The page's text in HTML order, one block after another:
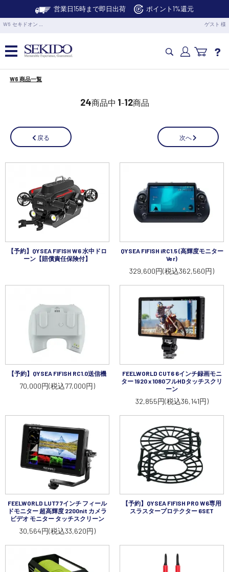
営業日15時まで即日出荷 ポイント1%還元
W6 セキドオン … ゲスト 様
カメラドローン・生活家電
業務用ドローン・業務関連製品
水中ドローン(ROV)・水中スクーター
RC・ロボット部品
定期配信!
取扱店舗一覧
SEKIDO
コーポレートサイト
SEKIDO 会社概要
W6 商品一覧
24商品中 1-12商品
戻る 次へ
【予約】QYSEA FIFISH W6 水中ドロ
ーン【賠償責任保険付】
QYSEA FIFISH iRC1.5 (高輝度モニター
Ver)
329,600円(税込362,560円)
【予約】QYSEA FIFISH RC1.0送信機
70,000円(税込77,000円)
FEELWORLD CUT6 6インチ録画モニ
ター 1920 x 1080フルHDタッチスクリ
ーン
32,855円(税込36,141円)
FEELWORLD LUT7 7インチ フィール
ドモニター 超高輝度 2200nit カメラ
ビデオ モニター タッチスクリーン
30,564円(税込33,620円)
【予約】QYSEA FIFISH PRO W6専用
スラスタープロテクター 6SET